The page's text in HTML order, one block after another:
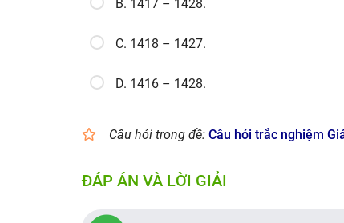
B. 1417 – 1428.
C. 1418 – 1427.
D. 1416 – 1428.
Câu hỏi trong đề: Câu hỏi trắc nghiệm
ĐÁP ÁN VÀ LỜI GIẢI